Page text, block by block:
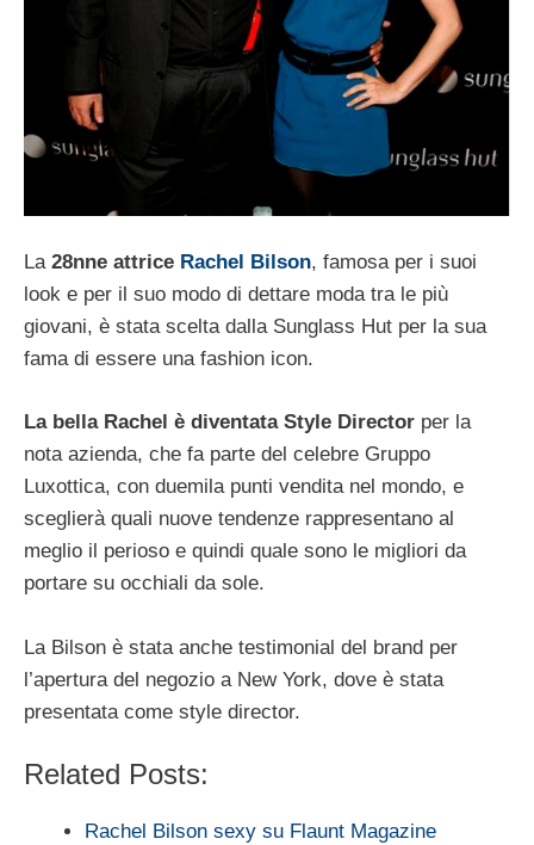
La 28nne attrice Rachel Bilson, famosa per i suoi
look e per il suo modo di dettare moda tra le più
giovani, è stata scelta dalla Sunglass Hut per la sua
fama di essere una fashion icon.
La bella Rachel è diventata Style Director per la
nota azienda, che fa parte del celebre Gruppo
Luxottica, con duemila punti vendita nel mondo, e
sceglierà quali nuove tendenze rappresentano al
meglio il perioso e quindi quale sono le migliori da
portare su occhiali da sole.
La Bilson è stata anche testimonial del brand per
l’apertura del negozio a New York, dove è stata
presentata come style director.
Related Posts:
Rachel Bilson sexy su Flaunt Magazine